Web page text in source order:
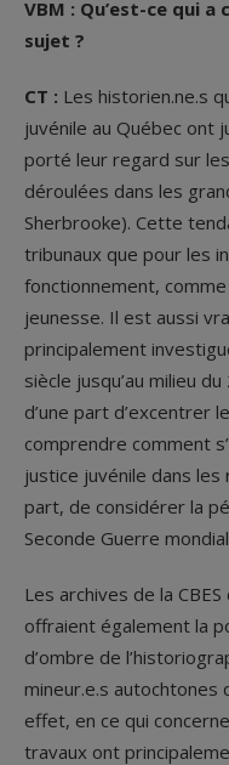
VBM : Qu’est-ce qui
sujet ?
CT : Les historien.ne.s
juvénile au Québec ont
porté leur regard sur
déroulées dans les
Sherbrooke). Cette
tribunaux que pour les
fonctionnement,
jeunesse. Il est aussi
principalement
siècle jusqu’au milieu
d’une part d’excentrer
comprendre comment
justice juvénile dans
part, de considérer la
Seconde Guerre
Les archives de la
offraient également la
d’ombre de
mineur.e.s autochtones
effet, en ce qui
travaux ont